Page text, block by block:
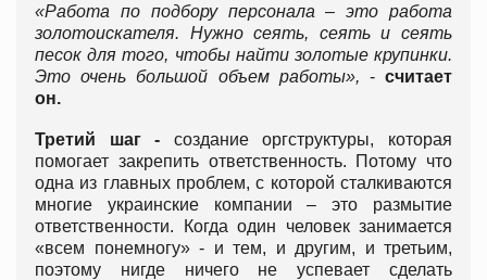
«Работа по подбору персонала – это работа
золотоискателя. Нужно сеять, сеять и сеять
песок для того, чтобы найти золотые крупинки.
Это очень большой объем работы», -считает
он.
Третий шаг - создание оргструктуры, которая
помогает закрепить ответственность. Потому что
одна из главных проблем, с которой сталкиваются
многие украинские компании – это размытие
ответственности. Когда один человек занимается
«всем понемногу» - и тем, и другим, и третьим,
поэтому нигде ничего не успевает сделать